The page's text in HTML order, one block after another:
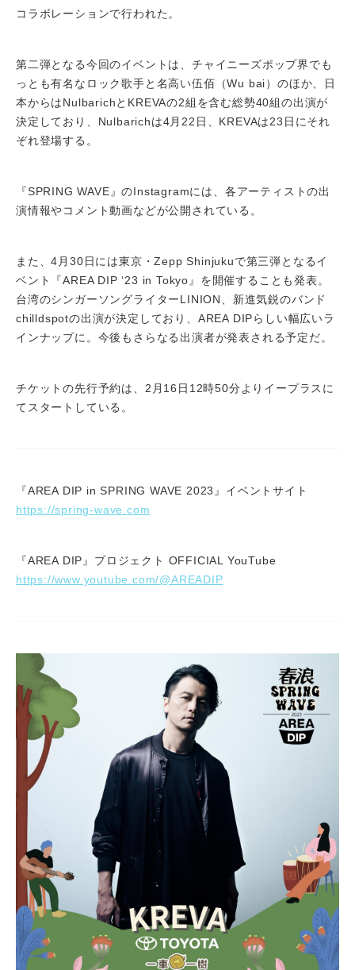
コラボレーションで行われた。
第二弾となる今回のイベントは、チャイニーズポップ界でも
っとも有名なロック歌手と名高い伍佰（Wu bai）のほか、日
本からはNulbarichとKREVAの2組を含む総勢40組の出演が
決定しており、Nulbarichは4月22日、KREVAは23日にそれ
ぞれ登場する。
『SPRING WAVE』のInstagramには、各アーティストの出
演情報やコメント動画などが公開されている。
また、4月30日には東京・Zepp Shinjukuで第三弾となるイ
ベント『AREA DIP ‘23 in Tokyo』を開催することも発表。
台湾のシンガーソングライターLINION、新進気鋭のバンド
chilldspotの出演が決定しており、AREA DIPらしい幅広いラ
インナップに。今後もさらなる出演者が発表される予定だ。
チケットの先行予約は、2月16日12時50分よりイープラスに
てスタートしている。
『AREA DIP in SPRING WAVE 2023』イベントサイト
https://spring-wave.com
『AREA DIP』プロジェクト OFFICIAL YouTube
https://www.youtube.com/@AREADIP